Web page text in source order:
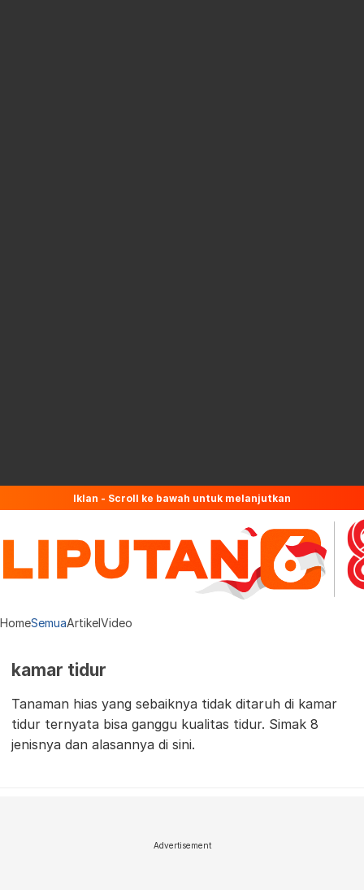
Iklan - Scroll ke bawah untuk melanjutkan
HomeSemuaArtikelVideo
kamar tidur
Tanaman hias yang sebaiknya tidak ditaruh di kamar
tidur ternyata bisa ganggu kualitas tidur. Simak 8
jenisnya dan alasannya di sini.
Advertisement